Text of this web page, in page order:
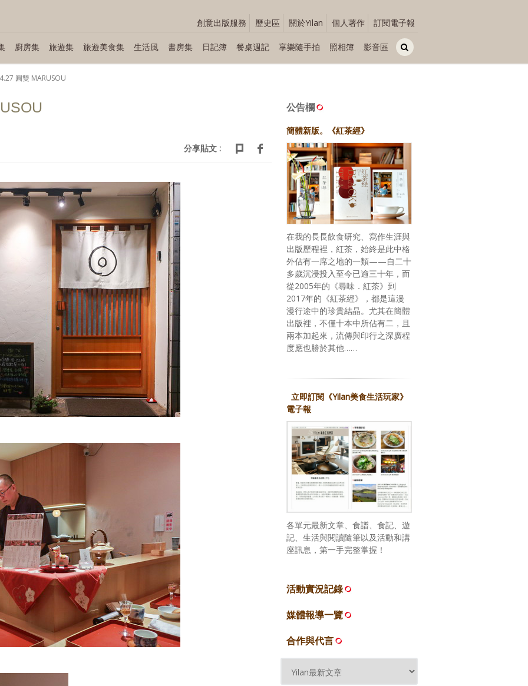
創意出版服務 歷史區 關於Yilan 個人著作 訂閱電子報
廚房集 旅遊集 旅遊美食集 生活風 書房集 日記簿 餐桌週記 享樂隨手拍 照相簿 影音區
圓雙 MARUSOU
分享貼文 :
公告欄
簡體新版。《紅茶經》
在我的長長飲食研究、寫作生涯與
出版歷程裡，紅茶，始終是此中格
外佔有一席之地的一類——自二十
多歲沉浸投入至今已逾三十年，而
從2005年的《尋味．紅茶》到
2017年的《紅茶經》，都是這漫
漫行途中的珍貴結晶。尤其在簡體
出版裡，不僅十本中所佔有二，且
兩本加起來，流傳與印行之深廣程
度應也勝於其他……
立即訂閱《Yilan美食生活玩家》
電子報
各單元最新文章、食譜、食記、遊
記、生活與閱讀隨筆以及活動和講
座訊息，第一手完整掌握！
活動實況記錄
媒體報導一覽
合作與代言